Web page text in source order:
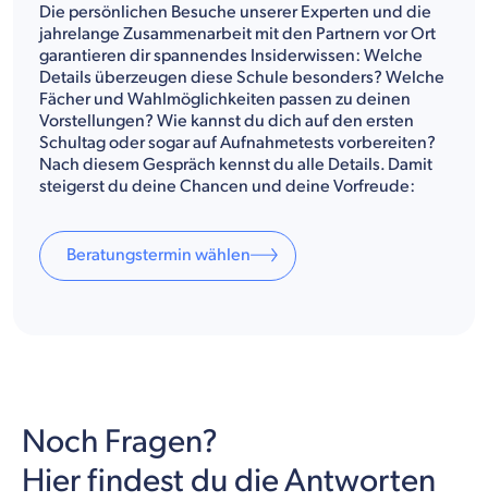
Die persönlichen Besuche unserer Experten und die
jahrelange Zusammenarbeit mit den Partnern vor Ort
garantieren dir spannendes Insiderwissen: Welche
Details überzeugen diese Schule besonders? Welche
Fächer und Wahlmöglichkeiten passen zu deinen
Vorstellungen? Wie kannst du dich auf den ersten
Schultag oder sogar auf Aufnahmetests vorbereiten?
Nach diesem Gespräch kennst du alle Details. Damit
steigerst du deine Chancen und deine Vorfreude:
Beratungstermin wählen
Noch Fragen?
Hier findest du die Antworten